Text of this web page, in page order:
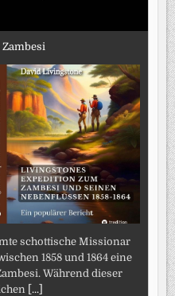
schottische Missionar
1858 und 1864 eine
Während dieser
[...]